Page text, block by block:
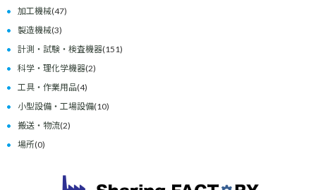
加工機械(47)
製造機械(3)
計測・試験・検査機器(151)
科学・理化学機器(2)
工具・作業用品(4)
小型設備・工場設備(10)
搬送・物流(2)
場所(0)